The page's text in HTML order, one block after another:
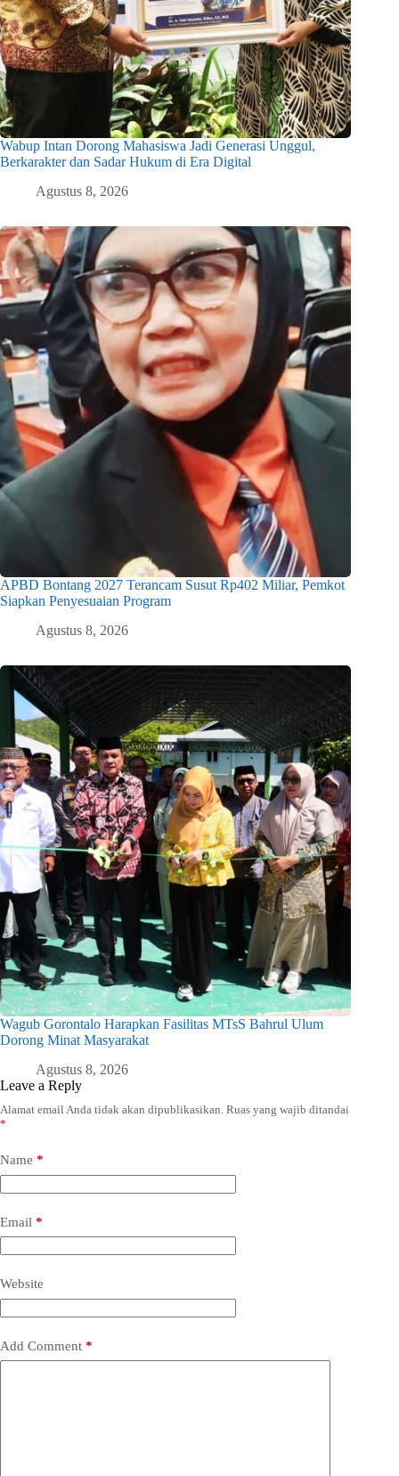
Wabup Intan Dorong Mahasiswa Jadi Generasi Unggul,
Berkarakter dan Sadar Hukum di Era Digital
Agustus 8, 2026
APBD Bontang 2027 Terancam Susut Rp402 Miliar, Pemkot
Siapkan Penyesuaian Program
Agustus 8, 2026
Wagub Gorontalo Harapkan Fasilitas MTsS Bahrul Ulum
Dorong Minat Masyarakat
Agustus 8, 2026
Leave a Reply
Alamat email Anda tidak akan dipublikasikan. Ruas yang wajib ditandai
*
Name *
Email *
Website
Add Comment *